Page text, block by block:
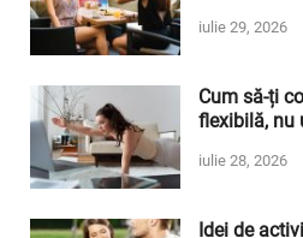
iulie 29, 2026
Cum să-ți
flexibilă, nu
iulie 28, 2026
Idei de